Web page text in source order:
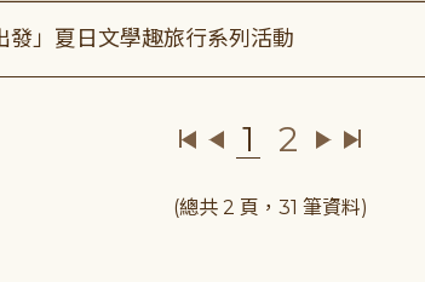
發」夏日文學趣旅行系列活動
1 2
(總共 2 頁，31 筆資料)